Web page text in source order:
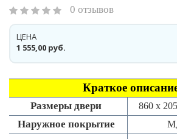
0 отзывов
1 555,00 руб.
ЦЕНА
Краткое
Размеры двери 860 х
Наружное покрытие